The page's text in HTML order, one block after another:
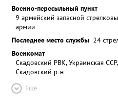
Военно-пересыльный пункт
9 армейский запасной
армии
Последнее место службы 24
Военкомат
Скадовский РВК, Украинская
Скадовский р-н
Ещё